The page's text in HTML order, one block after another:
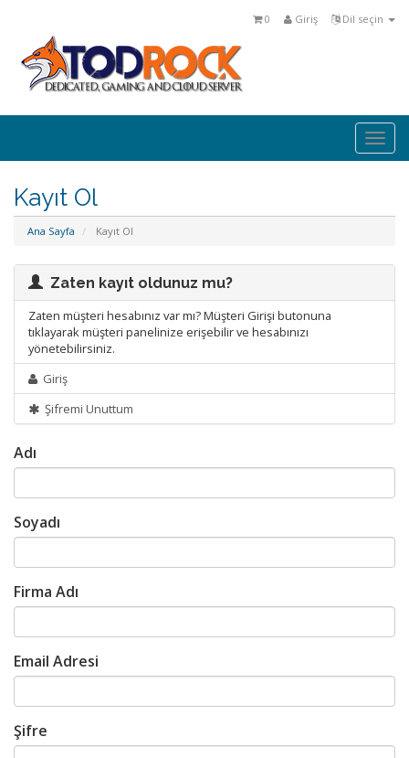
Dil seçin
Giriş
0
Kayıt Ol
Ana Sayfa Kayıt Ol
Zaten kayıt oldunuz mu?
Zaten müşteri hesabınız var mı? Müşteri Girişi butonuna
tıklayarak müşteri panelinize erişebilir ve hesabınızı
yönetebilirsiniz.
Giriş
Şifremi Unuttum
Adı
Soyadı
Firma Adı
Email Adresi
Şifre